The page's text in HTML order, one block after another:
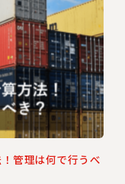
管理は何で行うべ